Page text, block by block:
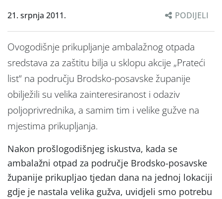
21. srpnja 2011. PODIJELI
Ovogodišnje prikupljanje ambalažnog otpada
sredstava za zaštitu bilja u sklopu akcije „Prateći
list“ na području Brodsko-posavske županije
obilježili su velika zainteresiranost i odaziv
poljoprivrednika, a samim tim i velike gužve na
mjestima prikupljanja.
Nakon prošlogodišnjeg iskustva, kada se
ambalažni otpad za područje Brodsko-posavske
županije prikupljao tjedan dana na jednoj lokaciji
gdje je nastala velika gužva, uvidjeli smo potrebu